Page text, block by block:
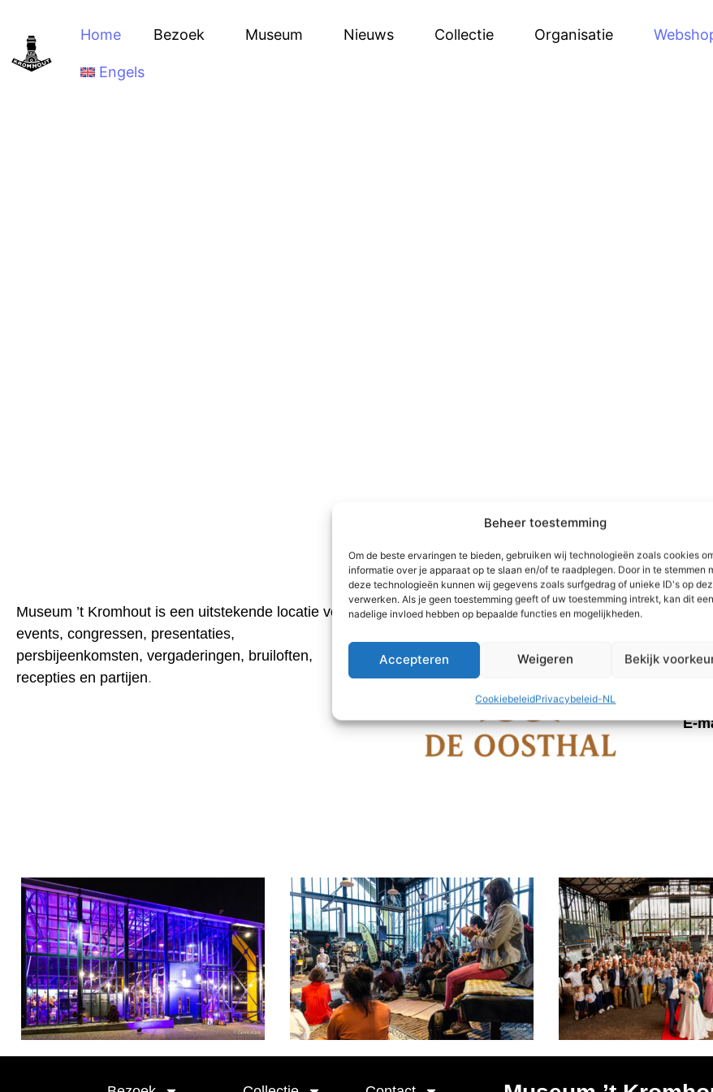
Beheer toestemming
Om de beste ervaringen te bieden, gebruiken wij technologieën zoals cookies
informatie over je apparaat op te slaan en/of te raadplegen. Door in te stemmen
deze technologieën kunnen wij gegevens zoals surfgedrag of unieke ID's op
verwerken. Als je geen toestemming geeft of uw toestemming intrekt, kan dit een
nadelige invloed hebben op bepaalde functies en mogelijkheden.
Accepteren Weigeren Bekijk
CookiebeleidPrivacybeleid-NL
Home Bezoek Museum Nieuws Collectie Organisatie
Engels
Onze unieke locatie
Museum ’t Kromhout is een uitstekende locatie voor
events, congressen, presentaties,
persbijeenkomsten, vergaderingen, bruiloften,
recepties en partijen.
E-